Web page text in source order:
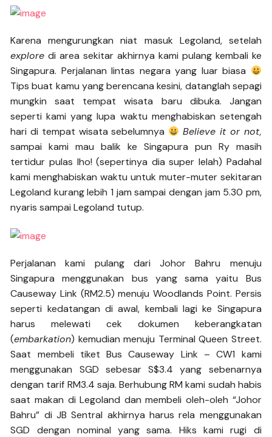
Karena mengurungkan niat masuk Legoland, setelah
explore di area sekitar akhirnya kami pulang kembali ke
Singapura. Perjalanan lintas negara yang luar biasa
Tips buat kamu yang berencana kesini, datanglah sepagi
mungkin saat tempat wisata baru dibuka. Jangan
seperti kami yang lupa waktu menghabiskan setengah
hari di tempat wisata sebelumnya
Believe it or not,
sampai kami mau balik ke Singapura pun Ry masih
tertidur pulas lho! (sepertinya dia super lelah) Padahal
kami menghabiskan waktu untuk muter-muter sekitaran
Legoland kurang lebih 1 jam sampai dengan jam 5.30 pm,
nyaris sampai Legoland tutup.
Perjalanan kami pulang dari Johor Bahru menuju
Singapura menggunakan bus yang sama yaitu Bus
Causeway Link (RM2.5) menuju Woodlands Point. Persis
seperti kedatangan di awal, kembali lagi ke Singapura
harus melewati cek dokumen keberangkatan
(embarkation) kemudian menuju Terminal Queen Street.
Saat membeli tiket Bus Causeway Link – CW1 kami
menggunakan SGD sebesar S$3.4 yang sebenarnya
dengan tarif RM3.4 saja. Berhubung RM kami sudah habis
saat makan di Legoland dan membeli oleh-oleh “Johor
Bahru” di JB Sentral akhirnya harus rela menggunakan
SGD dengan nominal yang sama. Hiks kami rugi di